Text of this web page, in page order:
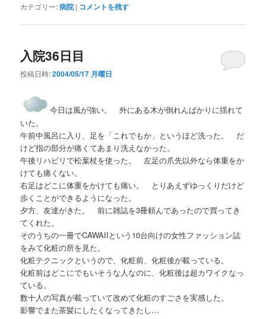
カテゴリー:病院 | コメントを残す
入院36日目
投稿日時:2004/05/17 月曜日
今日は風が強い。 外にある木が倒れんばかりに揺れて
いた。
午前中風呂に入り、足を「これでもか」というほど洗った。 だ
けど指の部分が痛くてあまり洗えなかった。
午後リハビリで松葉杖を使った。 左足の爪先以外なら体重をか
けても痛くない。
右足はどこに体重をかけても痛い。 とりあえずゆっくりだけど
歩くことができるようになった。
夕方、友達がきた。 前に雑誌を3冊頼んであったので買ってき
てくれた。
そのうちの一冊でCAWAIIという10台向けの女性ファッション誌
をみて化粧の所を見た。
化粧テクニックというので、化粧前、化粧後が載っている。
化粧前はどこにでもいそうな人なのに、化粧後は超カワイクなっ
ている。
数十人の写真が載っていて改めて化粧のすごさを実感した。
影響でまた茶髪にしたくなってきたし…